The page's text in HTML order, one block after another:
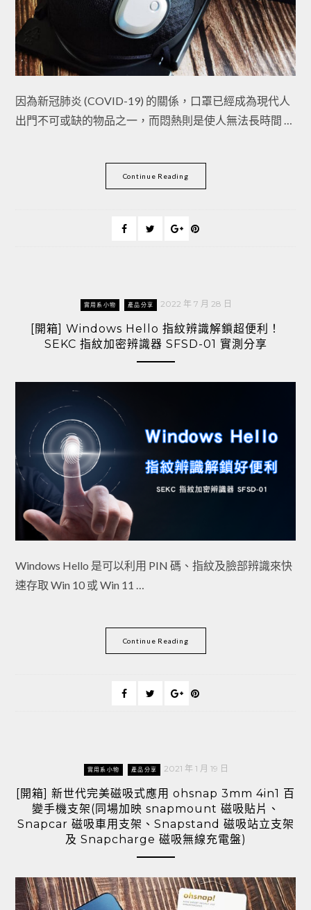
因為新冠肺炎 (COVID-19) 的關係，口罩已經成為現代人
出門不可或缺的物品之一，而悶熱則是使人無法長時間 …
Continue Reading
實用系小物 產品分享 2022 年 7 月 28 日
[開箱] Windows Hello 指紋辨識解鎖超便利！
SEKC 指紋加密辨識器 SFSD-01 實測分享
Windows Hello 是可以利用 PIN 碼、指紋及臉部辨識來快
速存取 Win 10 或 Win 11 …
Continue Reading
實用系小物 產品分享 2021 年 1 月 19 日
[開箱] 新世代完美磁吸式應用 ohsnap 3mm 4in1 百
變手機支架(同場加映 snapmount 磁吸貼片、
Snapcar 磁吸車用支架、Snapstand 磁吸站立支架
及 Snapcharge 磁吸無線充電盤)